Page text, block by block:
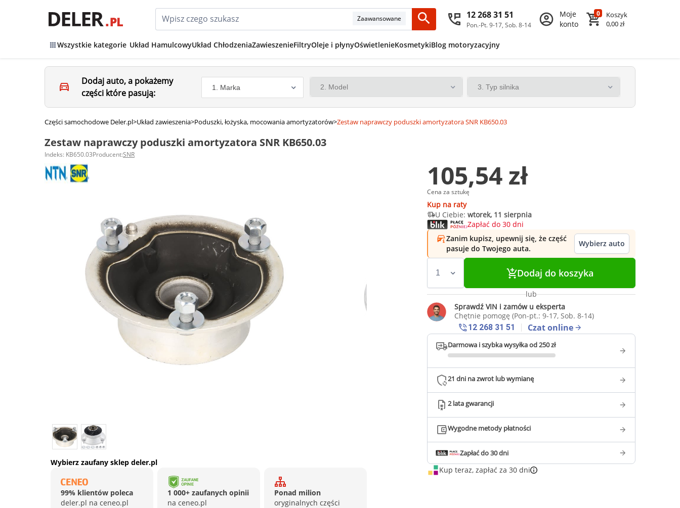
Zaawansowane 12 268 31 51
Pon.-Pt. 9-17, Sob. 8-14
Moje
konto
0
Koszyk
0,00 zł
Wszystkie kategorie Układ HamulcowyUkład ChłodzeniaZawieszenieFiltryOleje i płynyOświetlenieKosmetykiBlog motoryzacyjny
Dodaj auto, a pokażemy
części które pasują:
Części samochodowe Deler.pl>Układ zawieszenia>Poduszki, łożyska, mocowania amortyzatorów>Zestaw naprawczy poduszki amortyzatora SNR KB650.03
Zestaw naprawczy poduszki amortyzatora SNR KB650.03
Indeks: KB650.03Producent:SNR
105,54 zł
Cena za sztukę
Kup na raty
U Ciebie:wtorek, 11 sierpnia
Zapłać do 30 dni
Zanim kupisz, upewnij się, że część
pasuje do Twojego auta.
Wybierz auto
Dodaj do koszyka
lub
Sprawdź VIN i zamów u eksperta
Chętnie pomogę (Pon-pt.: 9-17, Sob. 8-14)
12 268 31 51
Czat online
Darmowa i szybka wysyłka od 250 zł
21 dni na zwrot lub wymianę
2 lata gwarancji
Wygodne metody płatności
Zapłać do 30 dni
Kup teraz, zapłać za 30 dni
Wybierz zaufany sklep deler.pl
99% klientów poleca
deler.pl na ceneo.pl
1 000+ zaufanych opinii
na ceneo.pl
Ponad milion
oryginalnych części